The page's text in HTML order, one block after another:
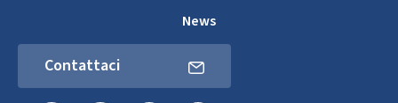
News
Contattaci